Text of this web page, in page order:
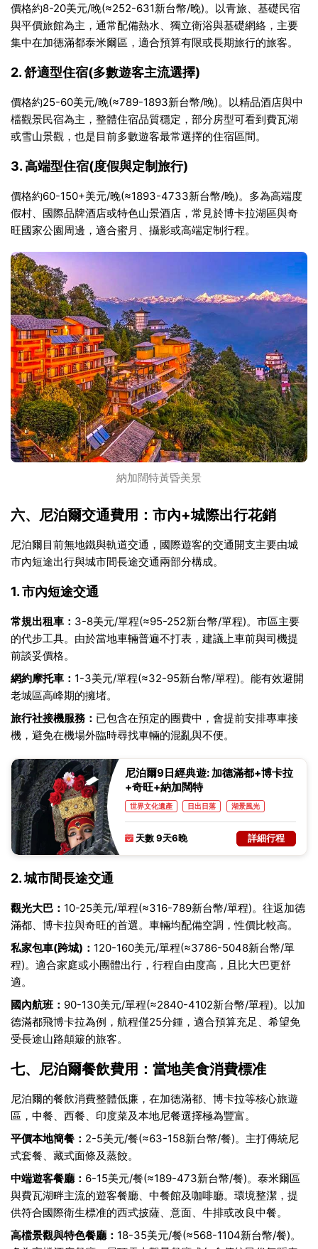
價格約8-20美元/晚(≈252-631新台幣/晚)。以青旅、基礎民宿
與平價旅館為主，通常配備熱水、獨立衛浴與基礎網絡，主要
集中在加德滿都泰米爾區，適合預算有限或長期旅行的旅客。
2. 舒適型住宿(多數遊客主流選擇)
價格約25-60美元/晚(≈789-1893新台幣/晚)。以精品酒店與中
檔觀景民宿為主，整體住宿品質穩定，部分房型可看到費瓦湖
或雪山景觀，也是目前多數遊客最常選擇的住宿區間。
3. 高端型住宿(度假與定制旅行)
價格約60-150+美元/晚(≈1893-4733新台幣/晚)。多為高端度
假村、國際品牌酒店或特色山景酒店，常見於博卡拉湖區與奇
旺國家公園周邊，適合蜜月、攝影或高端定制行程。
納加闊特黃昏美景
六、尼泊爾交通費用：市內+城際出行花銷
尼泊爾目前無地鐵與軌道交通，國際遊客的交通開支主要由城
市內短途出行與城市間長途交通兩部分構成。
1. 市內短途交通
常規出租車： 3-8美元/單程(≈95-252新台幣/單程)。市區主要
的代步工具。由於當地車輛普遍不打表，建議上車前與司機提
前談妥價格。
網約摩托車： 1-3美元/單程(≈32-95新台幣/單程)。能有效避開
老城區高峰期的擁堵。
旅行社接機服務： 已包含在預定的團費中，會提前安排專車接
機，避免在機場外臨時尋找車輛的混亂與不便。
尼泊爾9日經典遊: 加德滿都+博卡拉
+奇旺+納加闊特
世界文化遺產 日出日落
湖景風光
世界自然遺產
雪山
天數 9天6晚 詳細行程
2. 城市間長途交通
觀光大巴： 10-25美元/單程(≈316-789新台幣/單程)。往返加德
滿都、博卡拉與奇旺的首選。車輛均配備空調，性價比較高。
私家包車(跨城)： 120-160美元/單程(≈3786-5048新台幣/單
程)。適合家庭或小團體出行，行程自由度高，且比大巴更舒
適。
國內航班： 90-130美元/單程(≈2840-4102新台幣/單程)。以加
德滿都飛博卡拉為例，航程僅25分鍾，適合預算充足、希望免
受長途山路顛簸的旅客。
七、尼泊爾餐飲費用：當地美食消費標准
尼泊爾的餐飲消費整體低廉，在加德滿都、博卡拉等核心旅遊
區，中餐、西餐、印度菜及本地尼餐選擇極為豐富。
平價本地簡餐： 2-5美元/餐(≈63-158新台幣/餐)。主打傳統尼
式套餐、藏式面條及蒸餃。
中端遊客餐廳： 6-15美元/餐(≈189-473新台幣/餐)。泰米爾區
與費瓦湖畔主流的遊客餐廳、中餐館及咖啡廳。環境整潔，提
供符合國際衛生標准的西式披薩、意面、牛排或改良中餐。
高檔景觀與特色餐廳： 18-35美元/餐(≈568-1104新台幣/餐)。